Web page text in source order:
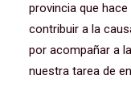
provincia que
contribuir a la
por acompañar a
nuestra tarea de